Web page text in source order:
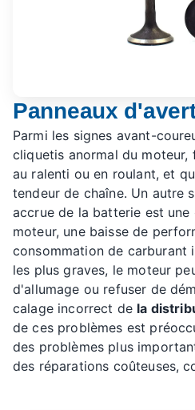
Panneaux
Parmi les signes avant-
cliquetis anormal du
au ralenti ou en roulant, et
tendeur de chaîne. Un autre
accrue de la batterie est
moteur, une baisse de
consommation de carburant
les plus graves, le moteur
d'allumage ou refuser de
calage incorrect de la
de ces problèmes est
des problèmes plus
des réparations coûteuses,